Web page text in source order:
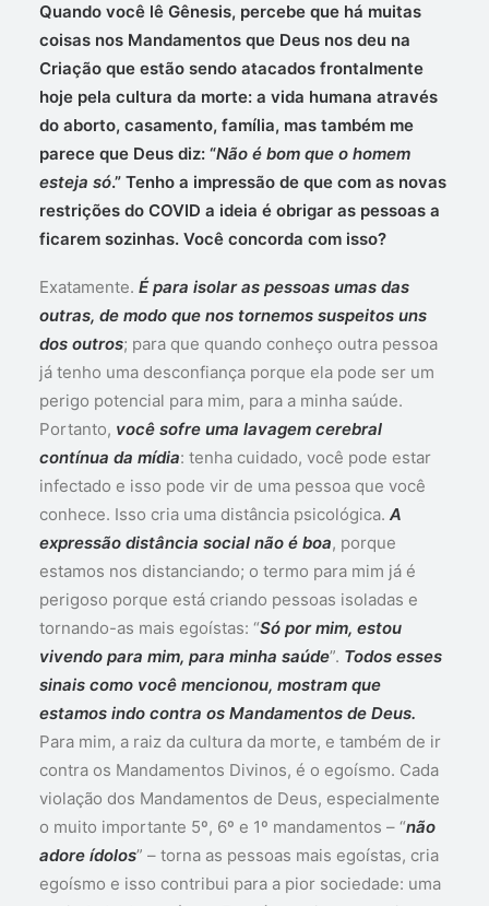
Quando você lê Gênesis, percebe que há muitas
coisas nos Mandamentos que Deus nos deu na
Criação que estão sendo atacados frontalmente
hoje pela cultura da morte: a vida humana através
do aborto, casamento, família, mas também me
parece que Deus diz: “Não é bom que o homem
esteja só.” Tenho a impressão de que com as novas
restrições do COVID a ideia é obrigar as pessoas a
ficarem sozinhas. Você concorda com isso?
Exatamente. É para isolar as pessoas umas das
outras, de modo que nos tornemos suspeitos uns
dos outros; para que quando conheço outra pessoa
já tenho uma desconfiança porque ela pode ser um
perigo potencial para mim, para a minha saúde.
Portanto, você sofre uma lavagem cerebral
contínua da mídia: tenha cuidado, você pode estar
infectado e isso pode vir de uma pessoa que você
conhece. Isso cria uma distância psicológica. A
expressão distância social não é boa, porque
estamos nos distanciando; o termo para mim já é
perigoso porque está criando pessoas isoladas e
tornando-as mais egoístas: “Só por mim, estou
vivendo para mim, para minha saúde”. Todos esses
sinais como você mencionou, mostram que
estamos indo contra os Mandamentos de Deus.
Para mim, a raiz da cultura da morte, e também de ir
contra os Mandamentos Divinos, é o egoísmo. Cada
violação dos Mandamentos de Deus, especialmente
o muito importante 5º, 6º e 1º mandamentos – “não
adore ídolos” – torna as pessoas mais egoístas, cria
egoísmo e isso contribui para a pior sociedade: uma